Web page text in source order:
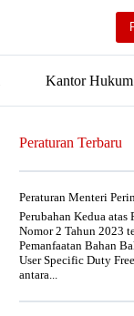
Kantor Hukum
Peraturan Terbaru
Peraturan Menteri
Perubahan Kedua
Nomor 2 Tahun 2023
Pemanfaatan Bahan
User Specific Duty
antara...